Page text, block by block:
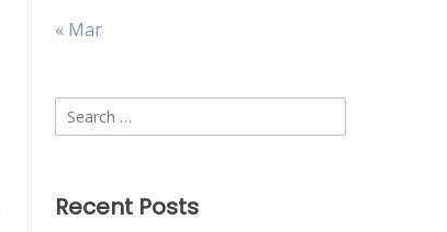
« Mar
Search
for:
Recent Posts